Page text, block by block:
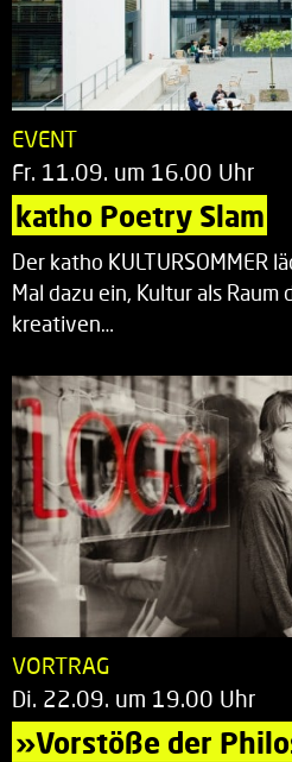
EVENT
Fr. 11.09. um 16.00 Uhr
katho Poetry Slam
Der katho KULTURSOMMER
Mal dazu ein, Kultur als Raum
kreativen…
VORTRAG
Di. 22.09. um 19.00 Uhr
»Vorstöße der